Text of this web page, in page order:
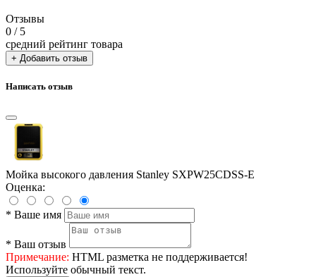
Отзывы
0 / 5
средний рейтинг товара
+ Добавить отзыв
Написать отзыв
Мойка высокого давления Stanley SXPW25CDSS-E
Оценка:
* Ваше имя
* Ваш отзыв
Примечание: HTML разметка не поддерживается!
Используйте обычный текст.